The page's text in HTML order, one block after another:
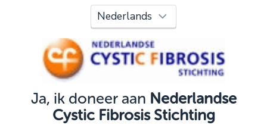
Ja, ik doneer aan Nederlandse
Cystic Fibrosis Stichting
Oeps!
Je kunt nog niet verder vanwege:
Controleer en verbeter je invoer en probeer het
OK